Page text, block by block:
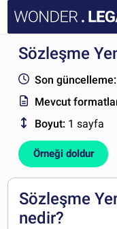
ANA SAYFA
BELGELER
SSS
HESABIM
Sözleşme
Son güncelleme:
Mevcut
Boyut: 1 sayfa
Örneği doldur
Sözleşme
nedir?